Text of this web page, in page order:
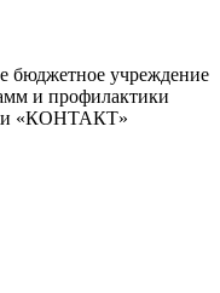
бюджетное учреждение
и профилактики
«КОНТАКТ»